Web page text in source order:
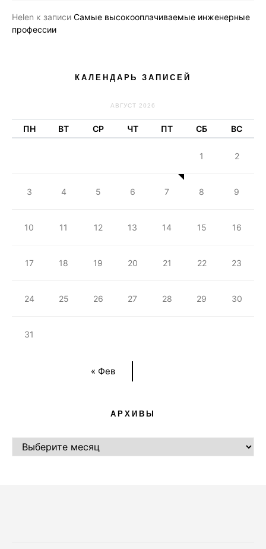
Helen к записи Самые высокооплачиваемые инженерные
профессии
КАЛЕНДАРЬ ЗАПИСЕЙ
АВГУСТ 2026
ПН ВТ СР ЧТ ПТ СБ ВС
« Фев
1 2
3 4 5 6 7 8 9
10 11 12 13 14 15 16
17 18 19 20 21 22 23
24 25 26 27 28 29 30
31
АРХИВЫ